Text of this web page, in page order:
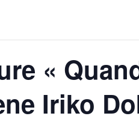
«
Iriko